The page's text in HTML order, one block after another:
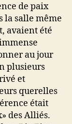
de paix
la salle même
avaient été
au jour
plusieurs
et
querelles
était
des Alliés.